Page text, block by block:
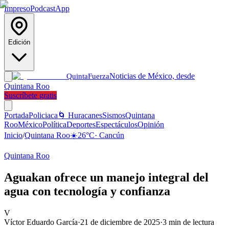
ImpresoPodcastApp
Edición
QuintaFuerzaNoticias de México, desde
Quintana Roo
Suscríbete gratis
PortadaPoliciaca 🌀 HuracanesSismosQuintana
RooMéxicoPolíticaDeportesEspectáculosOpinión
Inicio/Quintana Roo☀️26°C· Cancún
Quintana Roo
Aguakan ofrece un manejo integral del
agua con tecnología y confianza
V
Víctor Eduardo García·21 de diciembre de 2025·3 min de lectura